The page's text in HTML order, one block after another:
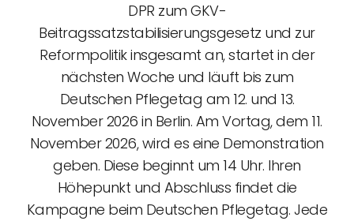
DPR zum GKV-
Beitragssatzstabilisierungsgesetz und zur
Reformpolitik insgesamt an, startet in der
nächsten Woche und läuft bis zum
Deutschen Pflegetag am 12. und 13.
November 2026 in Berlin. Am Vortag, dem 11.
November 2026, wird es eine Demonstration
geben. Diese beginnt um 14 Uhr. Ihren
Höhepunkt und Abschluss findet die
Kampagne beim Deutschen Pflegetag. Jede